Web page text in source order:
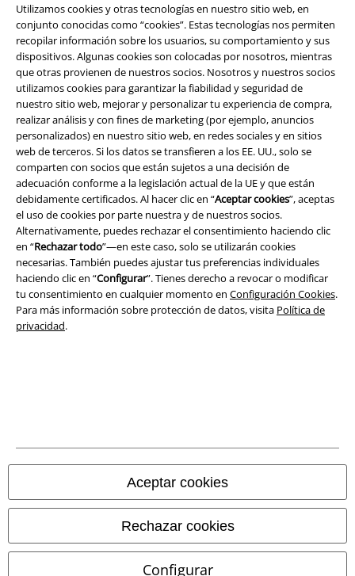
Utilizamos cookies y otras tecnologías en nuestro sitio web, en
conjunto conocidas como “cookies”. Estas tecnologías nos permiten
recopilar información sobre los usuarios, su comportamiento y sus
dispositivos. Algunas cookies son colocadas por nosotros, mientras
que otras provienen de nuestros socios. Nosotros y nuestros socios
utilizamos cookies para garantizar la fiabilidad y seguridad de
nuestro sitio web, mejorar y personalizar tu experiencia de compra,
realizar análisis y con fines de marketing (por ejemplo, anuncios
personalizados) en nuestro sitio web, en redes sociales y en sitios
web de terceros. Si los datos se transfieren a los EE. UU., solo se
comparten con socios que están sujetos a una decisión de
adecuación conforme a la legislación actual de la UE y que están
debidamente certificados. Al hacer clic en “Aceptar cookies”, aceptas
el uso de cookies por parte nuestra y de nuestros socios.
Alternativamente, puedes rechazar el consentimiento haciendo clic
en “Rechazar todo”—en este caso, solo se utilizarán cookies
necesarias. También puedes ajustar tus preferencias individuales
haciendo clic en “Configurar”. Tienes derecho a revocar o modificar
tu consentimiento en cualquier momento en Configuración Cookies.
Para más información sobre protección de datos, visita Política de
privacidad.
Aceptar cookies
Rechazar cookies
Configurar
Legal
Términos y Condiciones
Aviso Legal
Ley protección de datos
Eliminación de residuos y protección del medioambiente
Declaración de Conformidad
Información sobre accesibilidad
Configuración Cookies
Tiendas EMP online
EMP International